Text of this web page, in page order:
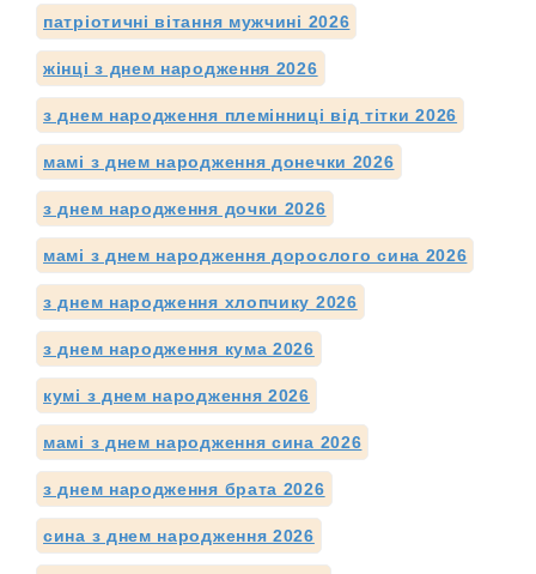
патріотичні вітання мужчині 2026
жінці з днем народження 2026
з днем народження племінниці від тітки 2026
мамі з днем народження донечки 2026
з днем народження дочки 2026
мамі з днем народження дорослого сина 2026
з днем народження хлопчику 2026
з днем народження кума 2026
кумі з днем народження 2026
мамі з днем народження сина 2026
з днем народження брата 2026
сина з днем народження 2026